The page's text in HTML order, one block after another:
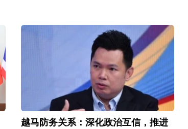
越马防务关系：深化政治互信，推进